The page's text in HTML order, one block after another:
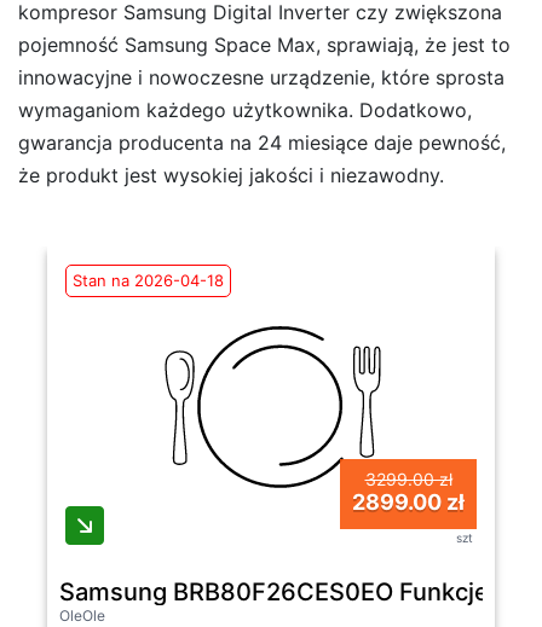
kompresor Samsung Digital Inverter czy zwiększona
pojemność Samsung Space Max, sprawiają, że jest to
innowacyjne i nowoczesne urządzenie, które sprosta
wymaganiom każdego użytkownika. Dodatkowo,
gwarancja producenta na 24 miesiące daje pewność,
że produkt jest wysokiej jakości i niezawodny.
Stan na 2026-04-18
3299.00 zł
2899.00 zł
szt
Samsung BRB80F26CES0EO Funkcje AI
OleOle